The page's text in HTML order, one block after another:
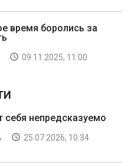
время боролись за
09.11.2025, 11:00
себя непредсказуемо
25.07.2026, 10:34